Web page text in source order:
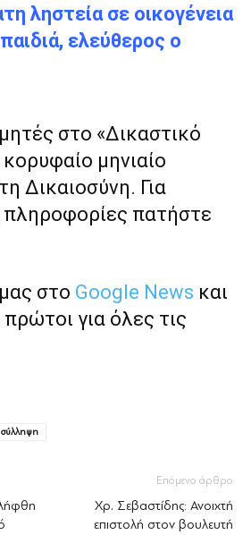
ληστεία σε οικογένεια
ελεύθερος ο
στο «Δικαστικό
μηνιαίο
Δικαιοσύνη. Για
πληροφορίες πατήστε
στο Google News και
για όλες τις
σύλληψη
Επόμενο άρθρο
Χρ. Σεβαστίδης: Ανοιχτή
επιστολή στον βουλευτή